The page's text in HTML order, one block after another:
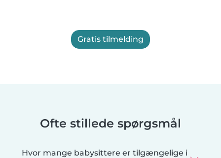
Gratis tilmelding
Ofte stillede spørgsmål
Hvor mange babysittere er tilgængelige i